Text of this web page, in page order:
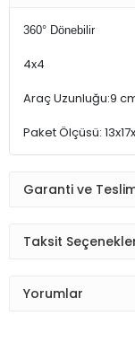
360° Dönebilir
4x4
Araç Uzunluğu:9
Paket Ölçüsü:
Garanti ve
Taksit
Yorumlar